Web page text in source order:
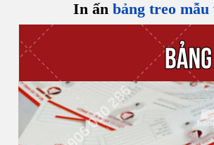
In ấn bảng treo mẫu